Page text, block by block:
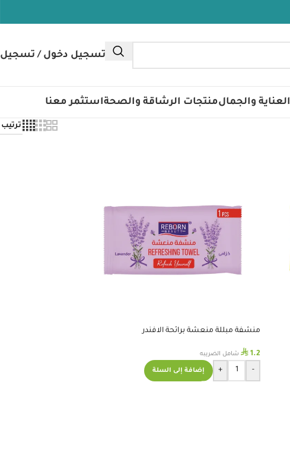
تسجيل دخول / تسجيل
العناية والجمالمنتجات الرشاقة والصحةاستثمر معنا
منشفة مبللة منعشة برائحة الافندر
⃁ 1.2 شامل الضريبه
-
+ إضافة إلى السلة